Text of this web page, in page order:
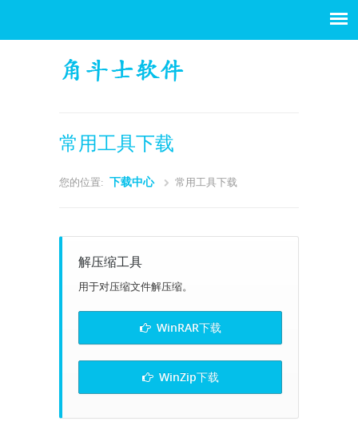
常用工具下载
您的位置: 下载中心 常用工具下载
解压缩工具
用于对压缩文件解压缩。
WinRAR下载
WinZip下载